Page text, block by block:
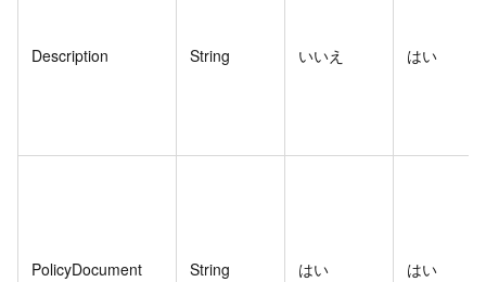
Description String いいえ はい
PolicyDocument String はい はい